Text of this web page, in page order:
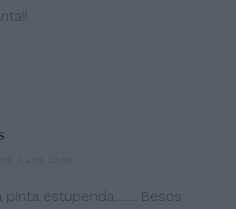
estupenda........ Besos